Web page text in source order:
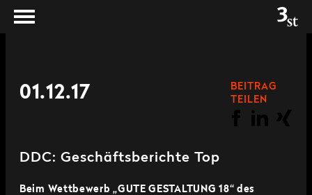
01.12.17
BEITRAG
TEILEN
DDC: Geschäftsberichte Top
Beim Wettbewerb „GUTE GESTALTUNG 18“ des